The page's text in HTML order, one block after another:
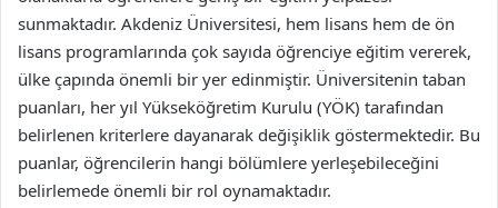
sunmaktadır. Akdeniz Üniversitesi, hem lisans hem de ön
lisans programlarında çok sayıda öğrenciye eğitim vererek,
ülke çapında önemli bir yer edinmiştir. Üniversitenin taban
puanları, her yıl Yükseköğretim Kurulu (YÖK) tarafından
belirlenen kriterlere dayanarak değişiklik göstermektedir. Bu
puanlar, öğrencilerin hangi bölümlere yerleşebileceğini
belirlemede önemli bir rol oynamaktadır.